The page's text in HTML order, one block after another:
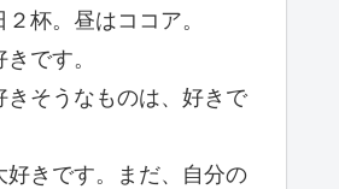
杯。昼はココア。
です。
きそうなものは、好きで
好きです。まだ、自分の